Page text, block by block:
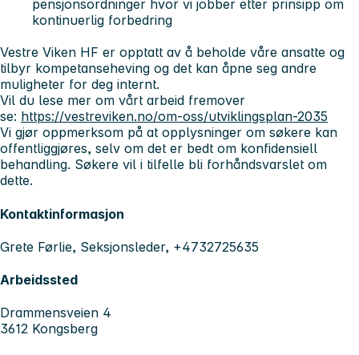
pensjonsordninger hvor vi jobber etter prinsipp om
kontinuerlig forbedring
Vestre Viken HF er opptatt av å beholde våre ansatte og
tilbyr kompetanseheving og det kan åpne seg andre
muligheter for deg internt.
Vil du lese mer om vårt arbeid fremover
se: https://vestreviken.no/om-oss/utviklingsplan-2035
Vi gjør oppmerksom på at opplysninger om søkere kan
offentliggjøres, selv om det er bedt om konfidensiell
behandling. Søkere vil i tilfelle bli forhåndsvarslet om
dette.
Kontaktinformasjon
Grete Førlie, Seksjonsleder, +4732725635
Arbeidssted
Drammensveien 4
3612 Kongsberg